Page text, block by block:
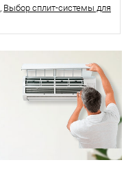
, Выбор сплит-системы для